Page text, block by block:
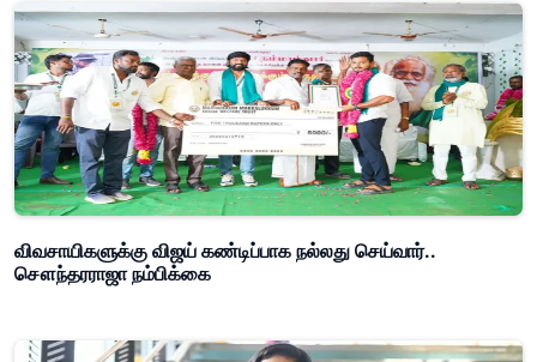
விவசாயிகளுக்கு விஜய் கண்டிப்பாக நல்லது செய்வார்..
சௌந்தரராஜா நம்பிக்கை